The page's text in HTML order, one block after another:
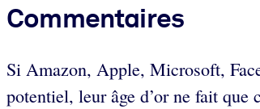
Commentaires
Si Amazon, Apple, Microsoft,
potentiel, leur âge d’or ne fait